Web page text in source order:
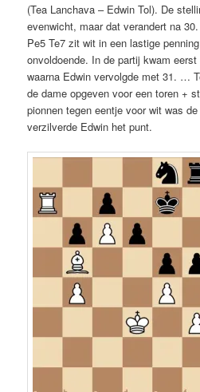
(Tea Lanchava – Edwin Tol). De
evenwicht, maar dat verandert na
Pe5 Te7 zit wit in een lastige
onvoldoende. In de partij kwam
waarna Edwin vervolgde met 31. …
de dame opgeven voor een toren +
pionnen tegen eentje voor wit was
verzilverde Edwin het punt.